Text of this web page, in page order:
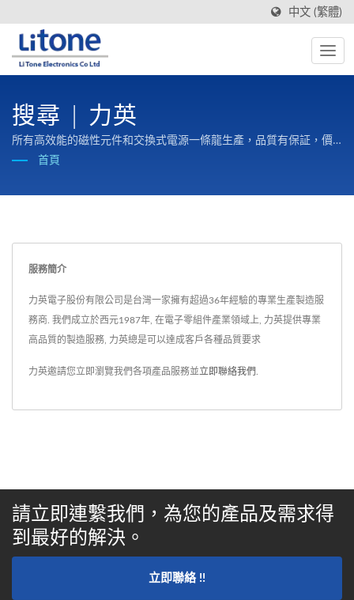
中文 (繁體)
搜尋 | 力英
所有高效能的磁性元件和交換式電源一條龍生產，品質有保証，價
格有競爭力。
首頁
服務簡介
力英電子股份有限公司是台灣一家擁有超過36年經驗的專業生產製造服
務商. 我們成立於西元1987年, 在電子零組件產業領域上, 力英提供專業
高品質的製造服務, 力英總是可以達成客戶各種品質要求
力英邀請您立即瀏覽我們各項產品服務並立即聯絡我們
請立即連繫我們，為您的產品及需求得
到最好的解決。
立即聯絡 !!